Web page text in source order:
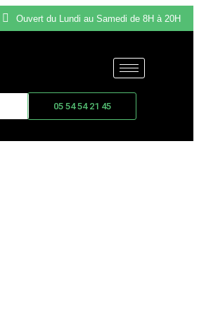
Ouvert du Lundi au Samedi de 8H à 20H
05 54 54 21 45